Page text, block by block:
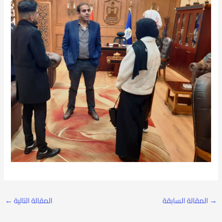
→ المقالة السابقة المقالة التالية ←